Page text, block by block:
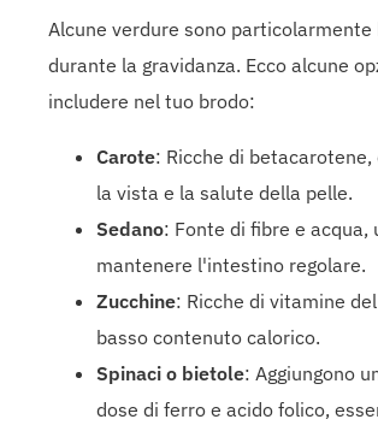
Alcune verdure sono particolarmente
durante la gravidanza. Ecco alcune
includere nel tuo brodo:
Carote: Ricche di
la vista e la salute della pelle.
Sedano: Fonte di fibre e acqua,
mantenere l'intestino regolare.
Zucchine: Ricche di vitamine
basso contenuto calorico.
Spinaci o bietole: Aggiungono
dose di ferro e acido folico,